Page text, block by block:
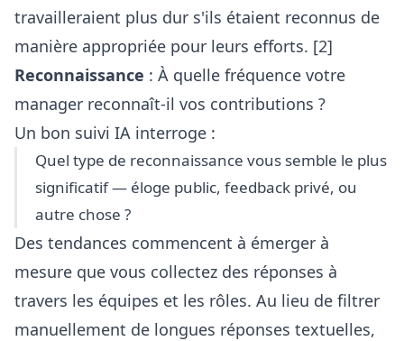
travailleraient plus dur s'ils étaient reconnus de
manière appropriée pour leurs efforts. [2]
Reconnaissance : À quelle fréquence votre
manager reconnaît-il vos contributions ?
Un bon suivi IA interroge :
Quel type de reconnaissance vous semble le plus
significatif — éloge public, feedback privé, ou
autre chose ?
Des tendances commencent à émerger à
mesure que vous collectez des réponses à
travers les équipes et les rôles. Au lieu de filtrer
manuellement de longues réponses textuelles,